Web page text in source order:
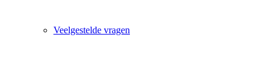
Veelgestelde vragen